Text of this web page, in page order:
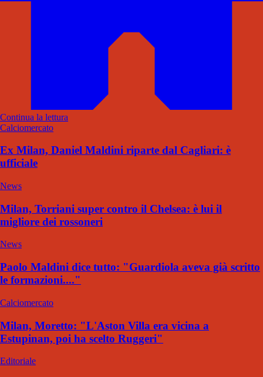
Continua la lettura
Calciomercato
Ex Milan, Daniel Maldini riparte dal Cagliari: è
ufficiale
News
Milan, Torriani super contro il Chelsea: è lui il
migliore dei rossoneri
News
Paolo Maldini dice tutto: "Guardiola aveva già scritto
le formazioni...."
Calciomercato
Milan, Moretto: "L'Aston Villa era vicina a
Estupinan, poi ha scelto Ruggeri"
Editoriale